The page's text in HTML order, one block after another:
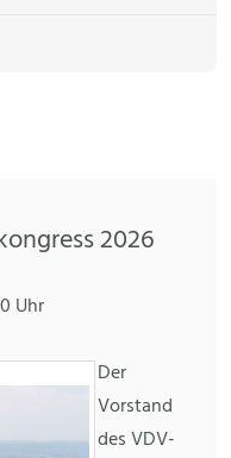
2026
Uhr
Der
Vorstand
des VDV-